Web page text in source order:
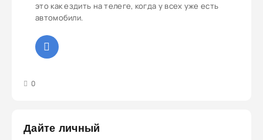
это как ездить на телеге, когда у всех уже есть
автомобили.
0
Дайте личный